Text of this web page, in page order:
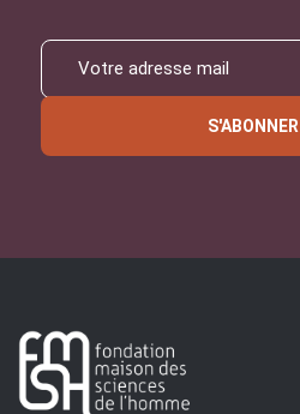
S'ABONNER